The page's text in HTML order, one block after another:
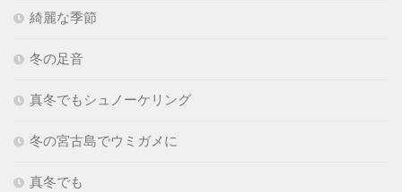
綺麗な季節
冬の足音
真冬でもシュノーケリング
冬の宮古島でウミガメに
真冬でも